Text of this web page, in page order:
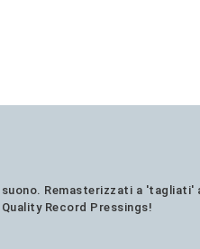
. Remasterizzati a 'tagliati'
Quality Record Pressings!